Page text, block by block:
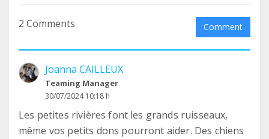
2 Comments Comment
Joanna CAILLEUX
Teaming Manager
30/07/2024 10:18 h
Les petites rivières font les grands ruisseaux,
même vos petits dons pourront aider. Des chiens